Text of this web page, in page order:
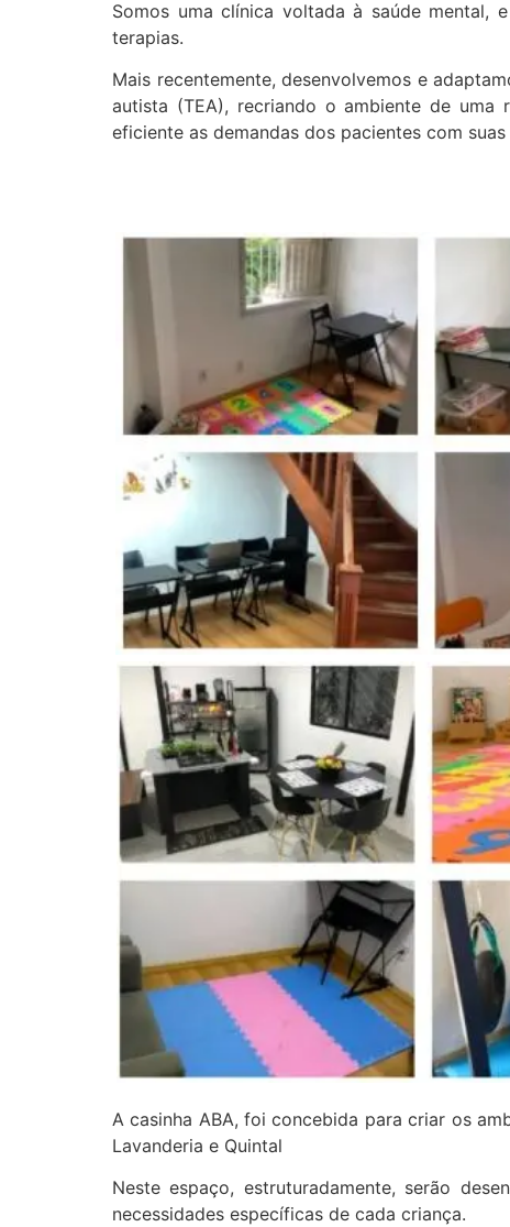
Somos uma clínica voltada à saúde mental,
terapias.
Mais recentemente, desenvolvemos e
autista (TEA), recriando o ambiente de uma
eficiente as demandas dos pacientes com
A casinha ABA, foi concebida para criar os
Lavanderia e Quintal
Neste espaço, estruturadamente, serão
necessidades específicas de cada criança.